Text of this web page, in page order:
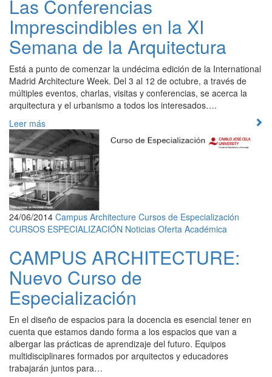
Las Conferencias
Imprescindibles en la XI
Semana de la Arquitectura
Está a punto de comenzar la undécima edición de la International
Madrid Architecture Week. Del 3 al 12 de octubre, a través de
múltiples eventos, charlas, visitas y conferencias, se acerca la
arquitectura y el urbanismo a todos los interesados….
Leer más
24/06/2014 Campus Architecture Cursos de Especialización
CURSOS ESPECIALIZACIÓN Noticias Oferta Académica
CAMPUS ARCHITECTURE:
Nuevo Curso de
Especialización
En el diseño de espacios para la docencia es esencial tener en
cuenta que estamos dando forma a los espacios que van a
albergar las prácticas de aprendizaje del futuro. Equipos
multidisciplinares formados por arquitectos y educadores
trabajarán juntos para…